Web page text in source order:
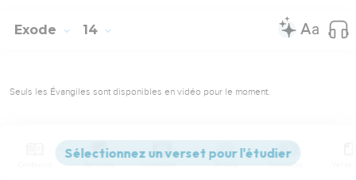
Exode 14
Seuls les Évangiles sont disponibles en vidéo pour le moment.
Le Seigneur dit à Moïse :
Versions Commentaires Strong